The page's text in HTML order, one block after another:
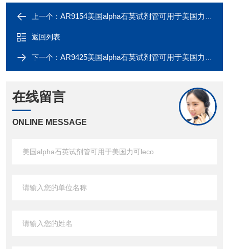
上一个： AR9154美国alpha石英试剂管可用于美国力可leco
返回列表
下一个： AR9425美国alpha石英试剂管可用于美国力可leco
在线留言
ONLINE MESSAGE